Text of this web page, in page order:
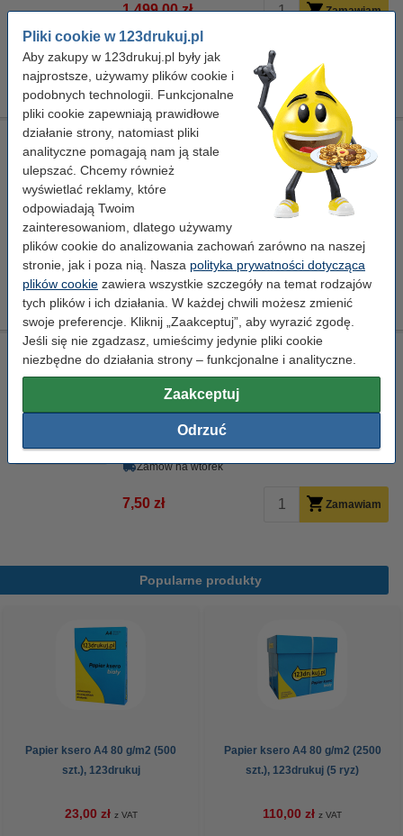
Pliki cookie w 123drukuj.pl
Aby zakupy w 123drukuj.pl były jak
najprostsze, używamy plików cookie i
podobnych technologii. Funkcjonalne
pliki cookie zapewniają prawidłowe
działanie strony, natomiast pliki
analityczne pomagają nam ją stale
ulepszać. Chcemy również
wyświetlać reklamy, które
odpowiadają Twoim
zainteresowaniom, dlatego używamy
plików cookie do analizowania zachowań zarówno na naszej
stronie, jak i poza nią. Nasza polityka prywatności dotycząca
plików cookie zawiera wszystkie szczegóły na temat rodzajów
tych plików i ich działania. W każdej chwili możesz zmienić
swoje preferencje. Kliknij „Zaakceptuj”, aby wyrazić zgodę.
Jeśli się nie zgadzasz, umieścimy jedynie pliki cookie
niezbędne do działania strony – funkcjonalne i analityczne.
Zaakceptuj
Odrzuć
1 499,00 zł Zamawiam
Porada
Radzimy Państwu zakupić ten toner (wersję 123drukuj) zamiast
tonera HP.
123drukuj zamiennik zestaw promocyjny HP 658X: HP
W2000X, W2001X, W2002X, W2003X czarny + 3 kolory
123drukuj
czarny (1x) i kolorowy (3x)
Kliknij i sprawdź całą specyfikacje
Dostawa: 2-3 dni robocze
5 399,00 zł Zamawiam
Ściereczka do czyszczenia drukarki laserowej
ściereczka do czyszczenia 43 x 32 cm
żółty
999058
Kliknij i sprawdź całą specyfikacje
Dostępny
Zamów na wtorek
7,50 zł Zamawiam
Popularne produkty
Papier ksero A4 80 g/m2 (500
szt.), 123drukuj
23,00 zł z VAT
Papier ksero A4 80 g/m2 (2500
szt.), 123drukuj (5 ryz)
110,00 zł z VAT